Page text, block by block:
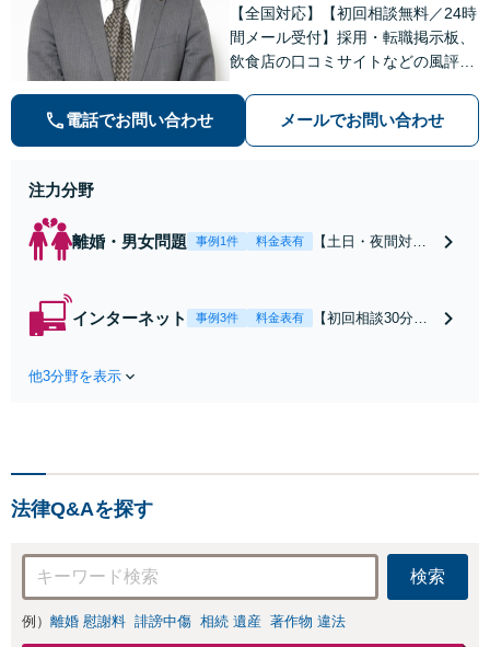
【全国対応】【初回相談無料／24時
間メール受付】採用・転職掲示板、
飲食店の口コミサイトなどの風評被
の種類を問わず相談可。可能な限り
早期対応で駆けつけサポート【労
電話でお問い合わせ メールでお問い合わせ
注力分野
離婚・男女問題 事例1件 料金表有
【土日・夜間対応
れたら、サインす
インターネット 事例3件 料金表有
【初回相談30分無
お店の風評被害対
応可：開示請求の
意見照会が来たと
きの対処法、被害
者との示談交渉
他3分野を表示
法律Q&Aを探す
検索
例） 離婚 慰謝料 誹謗中傷 相続 遺産 著作物 違法